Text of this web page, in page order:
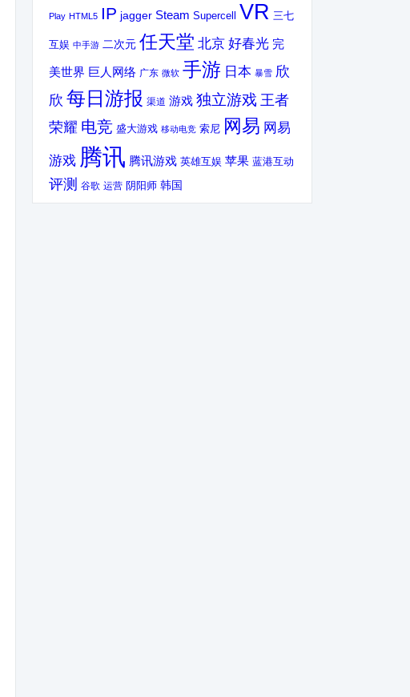
Play HTML5 IP jagger Steam Supercell VR 三七
互娱 中手游 二次元 任天堂 北京 好春光 完
美世界 巨人网络 广东 微软 手游 日本 暴雪 欣
欣 每日游报 渠道 游戏 独立游戏 王者
荣耀 电竞 盛大游戏 移动电竞 索尼 网易 网易
游戏 腾讯 腾讯游戏 英雄互娱 苹果 蓝港互动
评测 谷歌 运营 阴阳师 韩国